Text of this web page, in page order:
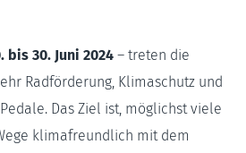
bis 30. Juni 2024 – treten die
Radförderung, Klimaschutz und
Das Ziel ist, möglichst viele
klimafreundlich mit dem